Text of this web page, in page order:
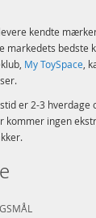
kendte
markedets bedste
My ToySpace,
er 2-3 hverdage
kommer ingen